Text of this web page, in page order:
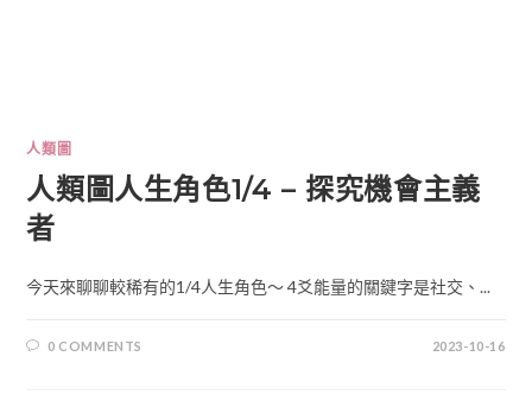
人類圖
人類圖人生角色1/4 – 探究機會主義
者
今天來聊聊較稀有的1/4人生角色～ 4爻能量的關鍵字是社交、...
0 COMMENTS 2023-10-16